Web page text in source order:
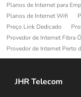
Planos de Internet para
Planos de Internet Wifi
Preço Link Dedicado
Provedor de Internet Fibra
Provedor de Internet Perto
JHR Telecom